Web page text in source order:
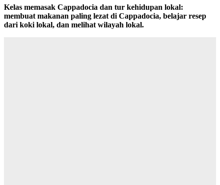
Kelas memasak Cappadocia dan tur kehidupan lokal:
membuat makanan paling lezat di Cappadocia, belajar resep
dari koki lokal, dan melihat wilayah lokal.